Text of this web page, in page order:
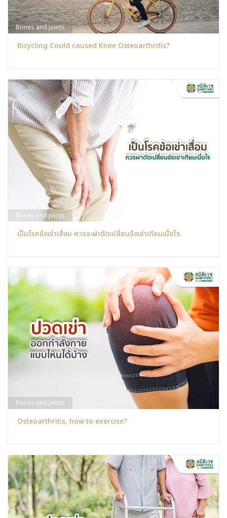
Bones and joints
ฺBicycling Could caused Knee Osteoarthritis?
Bones and joints
เป็นโรคข้อเข่าเสื่อม ควรจะผ่าตัดเปลี่ยนข้อเข่าเทียมเมื่อไร
Bones and joints
Osteoarthritis, how to exercise?